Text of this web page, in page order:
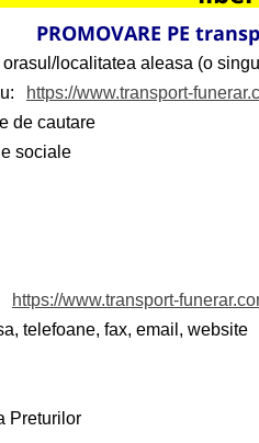
PROMOVARE PE
orasul/localitatea aleasa (o
https://www.transport-
de cautare
sociale
https://www.transport-
telefoane, fax, email, website
Preturilor